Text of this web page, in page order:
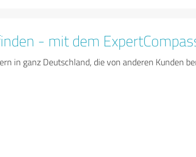
- mit dem
in ganz Deutschland, die von anderen Kunden